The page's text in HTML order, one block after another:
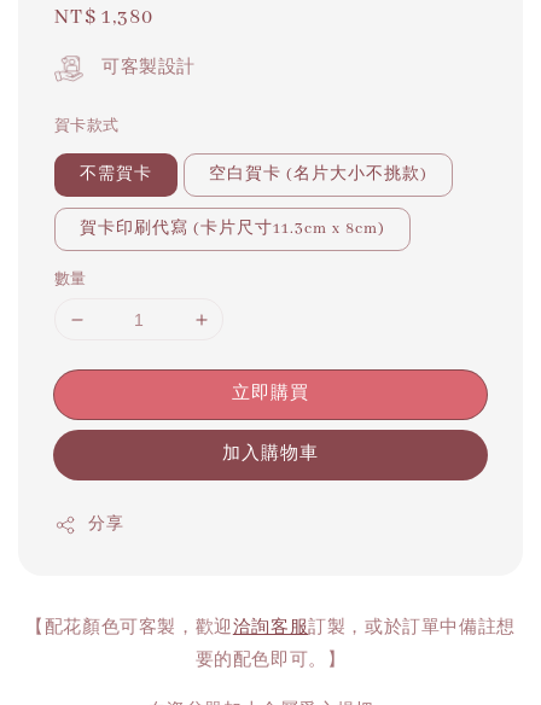
Regular
price
NT$ 1,380
可客製設計
賀卡款式
不需賀卡 空白賀卡 (名片大小不挑款)
賀卡印刷代寫 (卡片尺寸11.3cm x 8cm)
數量
立即購買
加入購物車
分享
【配花顏色可客製，歡迎洽詢客服訂製，或於訂單中備註想
要的配色即可。】